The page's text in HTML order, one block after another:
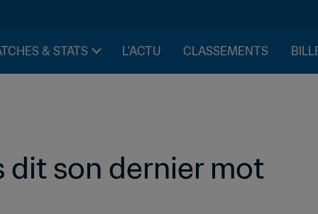
& STATS L'ACTU CLASSEMENTS
dit son dernier mot